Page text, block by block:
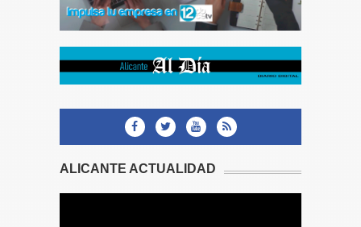
ALICANTE ACTUALIDAD